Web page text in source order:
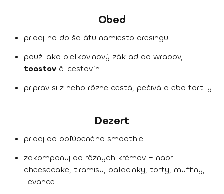
Obed
pridaj ho do šalátu namiesto dresingu
použi ako bielkovinový základ do wrapov,
toastov či cestovín
priprav si z neho rôzne cestá, pečivá alebo tortily
Dezert
pridaj do obľúbeného smoothie
zakomponuj do rôznych krémov – napr.
cheesecake, tiramisu, palacinky, torty, muffiny,
lievance...